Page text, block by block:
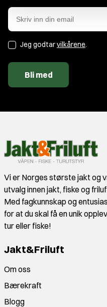
Jeg godtarvilkårene.
Bli med
Vi er Norges største jakt og
utvalg innen jakt, fiske og
Med fagkunnskap og
for at du skal få en unik
tur eller fiske!
Jakt&Friluft
Om oss
Bærekraft
Blogg